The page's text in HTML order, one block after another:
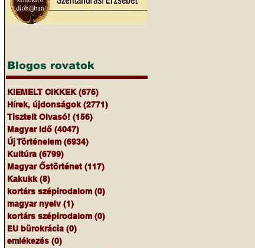
Blogos rovatok
KIEMELT CIKKEK (675)
Hírek, újdonságok (2771)
Tisztelt Olvasó! (156)
Magyar Idő (4047)
Új Történelem (6934)
Kultúra (6799)
Magyar Őstörténet (117)
Kakukk (8)
kortárs szépirodalom (0)
magyar nyelv (1)
kortárs szépirodalom (0)
EU bürokrácia (0)
emlékezés (0)